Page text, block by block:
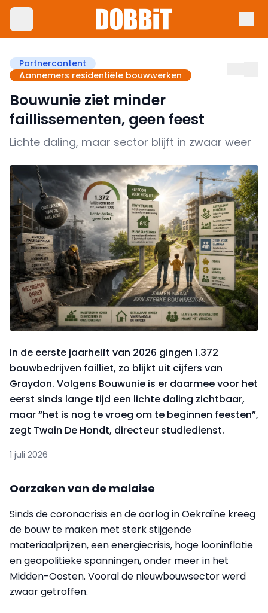
Partnercontent
Aannemers residentiële bouwwerken
Bouwunie ziet minder
faillissementen, geen feest
Lichte daling, maar sector blijft in zwaar weer
In de eerste jaarhelft van 2026 gingen 1.372
bouwbedrijven failliet, zo blijkt uit cijfers van
Graydon. Volgens Bouwunie is er daarmee voor het
eerst sinds lange tijd een lichte daling zichtbaar,
maar “het is nog te vroeg om te beginnen feesten”,
zegt Twain De Hondt, directeur studiedienst.
1 juli 2026
Oorzaken van de malaise
Sinds de coronacrisis en de oorlog in Oekraïne kreeg
de bouw te maken met sterk stijgende
materiaalprijzen, een energiecrisis, hoge looninflatie
en geopolitieke spanningen, onder meer in het
Midden-Oosten. Vooral de nieuwbouwsector werd
zwaar getroffen.